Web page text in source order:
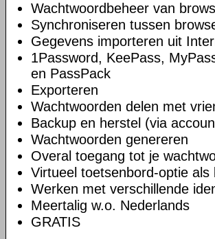
Wachtwoordbeheer van
Synchroniseren tussen
Gegevens importeren uit
1Password, KeePass,
en PassPack
Exporteren
Wachtwoorden delen met
Backup en herstel (via
Wachtwoorden genereren
Overal toegang tot je
Virtueel toetsenbord-optie
Werken met verschillende
Meertalig w.o. Nederlands
GRATIS